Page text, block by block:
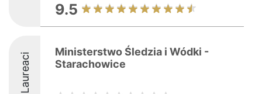
9.5
Laureaci
Ministerstwo Śledzia i Wódki -
Starachowice